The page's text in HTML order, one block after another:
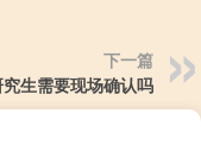
下一篇
生需要现场确认吗